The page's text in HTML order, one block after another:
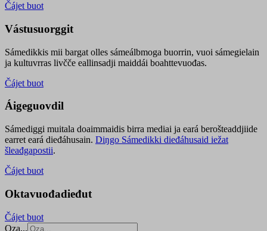
Čájet buot
Vástusuorggit
Sámedikkis mii bargat olles sámeálbmoga buorrin, vuoi sámegielain
ja kultuvrras livčče eallinsadji maiddái boahttevuođas.
Čájet buot
Áigeguovdil
Sámediggi muitala doaimmaidis birra mediai ja eará berošteaddjiide
earret eará dieđáhusain. Diŋgo Sámedikki dieđáhusaid iežat
šleađgapostii.
Čájet buot
Oktavuođadieđut
Čájet buot
Oza...